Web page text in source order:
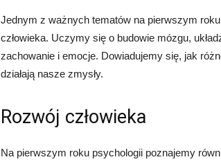
Jednym z ważnych tematów na pierwszym
człowieka. Uczymy się o budowie mózgu,
zachowanie i emocje. Dowiadujemy się, jak
działają nasze zmysły.
Rozwój człowieka
Na pierwszym roku psychologii poznajemy